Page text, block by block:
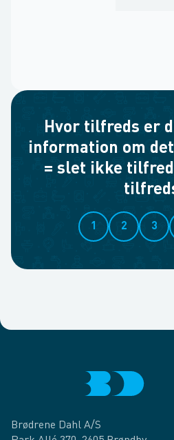
Hvor tilfreds er
information om
= slet ikke
1 2 3
Brødrene Dahl A/S